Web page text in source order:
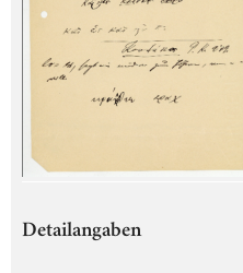
Detailangaben